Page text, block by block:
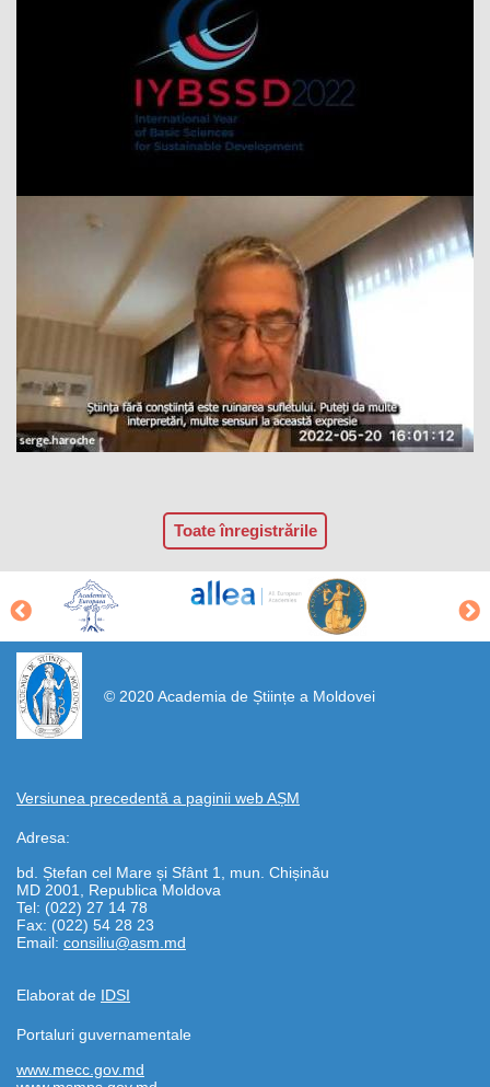
Toate înregistrările
© 2020 Academia de Științe a Moldovei
Versiunea precedentă a paginii web AȘM
Adresa:
bd. Ștefan cel Mare și Sfânt 1, mun. Chișinău
MD 2001, Republica Moldova
Tel: (022) 27 14 78
Fax: (022) 54 28 23
Email: consiliu@asm.md
Elaborat de IDSI
https://propletenie.ru/
Portaluri guvernamentale
www.mecc.gov.md